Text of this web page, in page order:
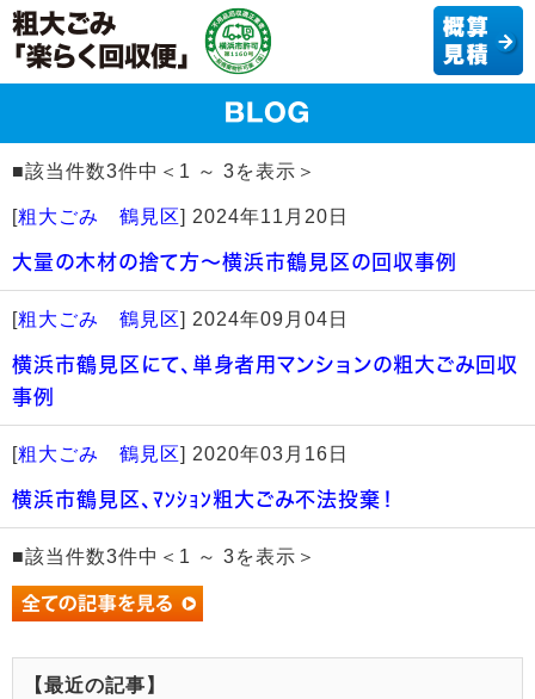
■該当件数3件中＜1 ～ 3を表示＞
[粗大ごみ 鶴見区] 2024年11月20日
大量の木材の捨て方～横浜市鶴見区の回収事例
[粗大ごみ 鶴見区] 2024年09月04日
横浜市鶴見区にて、単身者用マンションの粗大ごみ回収
事例
[粗大ごみ 鶴見区] 2020年03月16日
横浜市鶴見区、ﾏﾝｼｮﾝ粗大ごみ不法投棄！
■該当件数3件中＜1 ～ 3を表示＞
【最近の記事】